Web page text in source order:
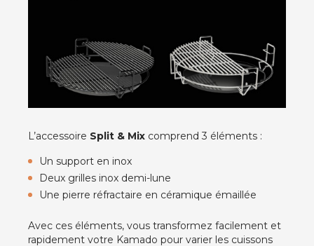
L’accessoire Split & Mix comprend 3 éléments :
Un support en inox
Deux grilles inox demi-lune
Une pierre réfractaire en céramique émaillée
Avec ces éléments, vous transformez facilement et
rapidement votre Kamado pour varier les cuissons